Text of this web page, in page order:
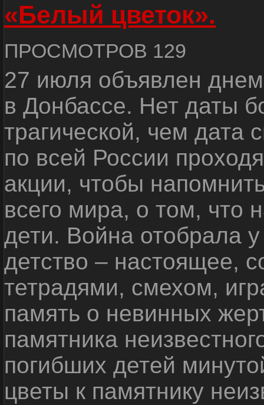
«Белый цветок».
ПРОСМОТРОВ 129
27 июля объявлен
в Донбассе. Нет даты
трагической, чем дата
по всей России
акции, чтобы
всего мира, о том, что
дети. Война отобрала
детство – настоящее,
тетрадями, смехом,
память о невинных
памятника
погибших детей
цветы к памятнику